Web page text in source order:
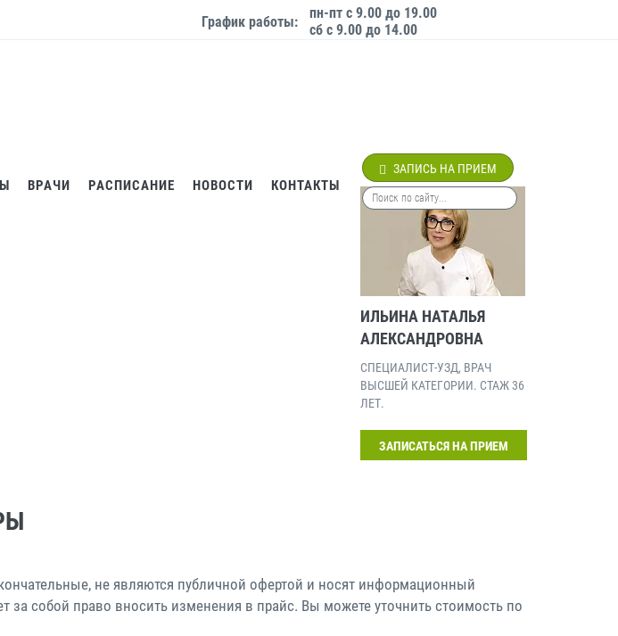
График работы:
пн-пт с 9.00 до 19.00
сб с 9.00 до 14.00
ВРАЧИ РАСПИСАНИЕ НОВОСТИ КОНТАКТЫ
ЗАПИСЬ НА ПРИЕМ
ИЛЬИНА НАТАЛЬЯ
АЛЕКСАНДРОВНА
СПЕЦИАЛИСТ-УЗД, ВРАЧ
ВЫСШЕЙ КАТЕГОРИИ. СТАЖ 36
ЛЕТ.
ЗАПИСАТЬСЯ НА ПРИЕМ
не являются публичной офертой и носят информационный
за собой право вносить изменения в прайс. Вы можете уточнить стоимость по